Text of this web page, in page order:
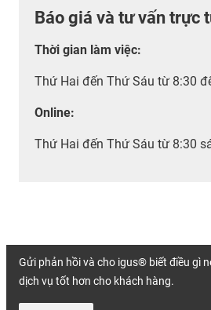
Báo giá và tư vấn trực
Thời gian làm việc:
Thứ Hai đến Thứ Sáu từ 8:30
Online:
Thứ Hai đến Thứ Sáu từ 8:30
Gửi phản hồi và cho igus® biết điều gì
dịch vụ tốt hơn cho khách hàng.